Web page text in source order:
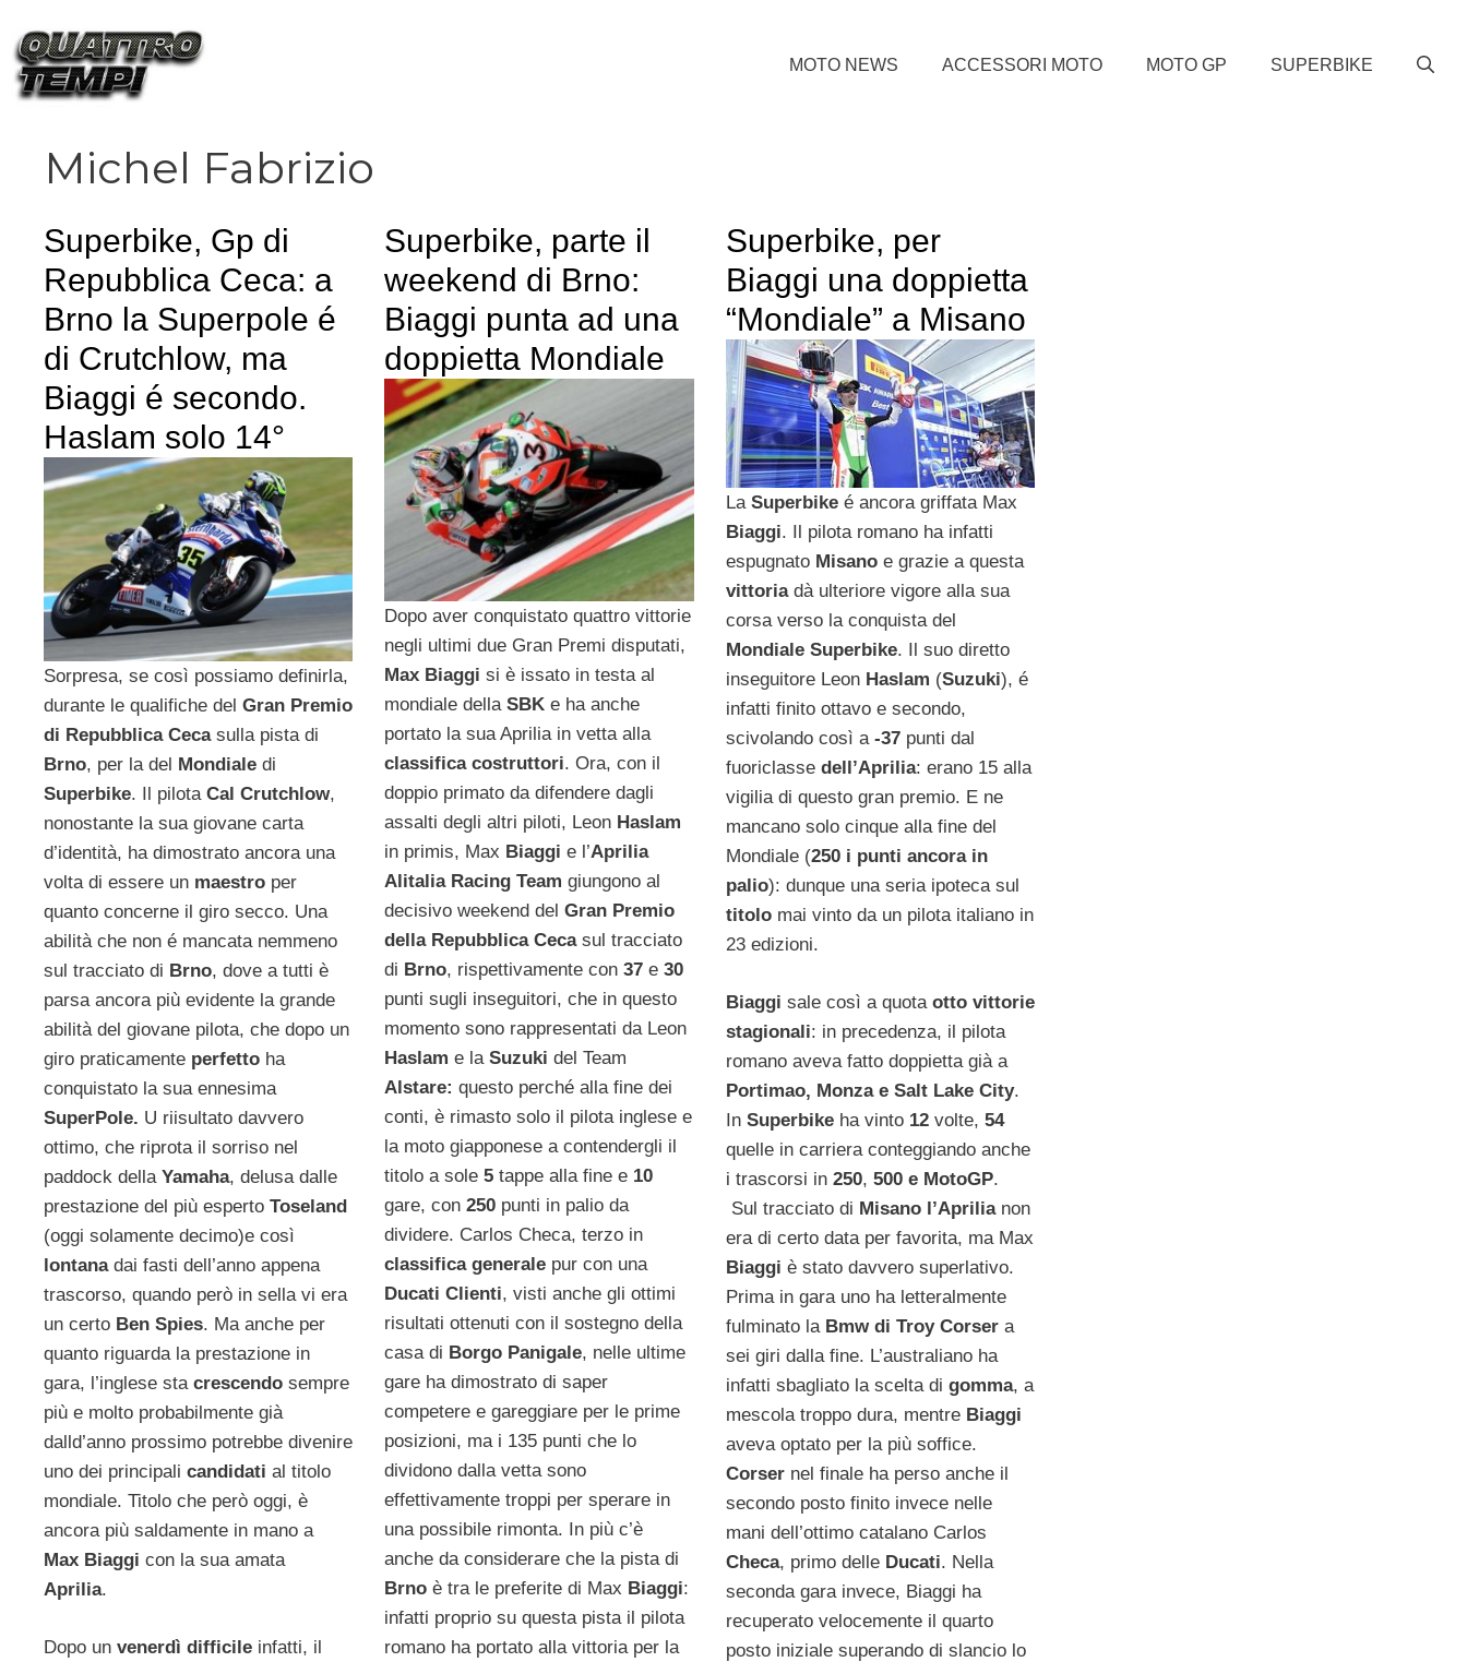
contenuto
MOTO NEWS ACCESSORI MOTO MOTO GP SUPERBIKE
Michel Fabrizio
Superbike, Gp di
Repubblica Ceca: a
Brno la Superpole é
di Crutchlow, ma
Biaggi é secondo.
Haslam solo 14°
Sorpresa, se così possiamo definirla,
durante le qualifiche del Gran Premio
di Repubblica Cecasulla pista di
Brno, per la del Mondiale di
Superbike. Il pilota Cal Crutchlow,
nonostante la sua giovane carta
d’identità, ha dimostrato ancora una
volta di essere un maestro per
quanto concerne il giro secco. Una
abilità che non é mancata nemmeno
sul tracciato di Brno, dove a tutti è
parsa ancora più evidente la grande
abilità del giovane pilota, che dopo un
giro praticamente perfetto ha
conquistato la sua ennesima
SuperPole. U riisultato davvero
ottimo, che riprota il sorriso nel
paddock della Yamaha, delusa dalle
prestazione del più esperto Toseland
(oggi solamente decimo)e così
lontana dai fasti dell’anno appena
trascorso, quando però in sella vi era
un certo Ben Spies. Ma anche per
quanto riguarda la prestazione in
gara, l’inglese stacrescendo sempre
più e molto probabilmente già
dalld’anno prossimo potrebbe divenire
uno dei principali candidati al titolo
mondiale. Titolo che però oggi, è
ancora più saldamente in mano a
Max Biaggi con la sua amata
Aprilia.
Dopo un venerdì difficile infatti, il
Superbike, parte il
weekend di Brno:
Biaggi punta ad una
doppietta Mondiale
Dopo aver conquistato quattro vittorie
negli ultimi due Gran Premi disputati,
Max Biaggi si è issato in testa al
mondiale dellaSBKe ha anche
portato la sua Aprilia in vetta alla
classifica costruttori. Ora, con il
doppio primato da difendere dagli
assalti degli altri piloti, Leon Haslam
in primis, Max Biaggie l’Aprilia
Alitalia Racing Teamgiungono al
decisivo weekend delGran Premio
della Repubblica Cecasul tracciato
di Brno, rispettivamente con37e30
punti sugli inseguitori, che in questo
momento sono rappresentati da Leon
Haslame laSuzukidel Team
Alstare:questo perché alla fine dei
conti, è rimasto solo il pilota inglese e
la moto giapponese a contendergli il
titolo a sole5tappe alla fine e 10
gare, con250 punti in palio da
dividere. Carlos Checa, terzo in
classifica generale pur con una
Ducati Clienti, visti anche gli ottimi
risultati ottenuti con il sostegno della
casa di Borgo Panigale, nelle ultime
gare ha dimostrato di saper
competere e gareggiare per le prime
posizioni, ma i 135 punti che lo
dividono dalla vetta sono
effettivamente troppi per sperare in
una possibile rimonta. In più c’è
anche da considerare che la pista di
Brnoè tra le preferite di Max Biaggi:
infatti proprio su questa pista il pilota
romano ha portato alla vittoria per la
Superbike, per
Biaggi una doppietta
“Mondiale” a Misano
La Superbikeé ancora griffata Max
Biaggi. Il pilota romano ha infatti
espugnato Misanoe grazie a questa
vittoriadà ulteriore vigore alla sua
corsa verso la conquista del
Mondiale Superbike. Il suo diretto
inseguitore Leon Haslam (Suzuki), é
infatti finito ottavo e secondo,
scivolando così a -37 punti dal
fuoriclasse dell’Aprilia: erano 15 alla
vigilia di questo gran premio. E ne
mancano solo cinque alla fine del
Mondiale (250 i punti ancora in
palio): dunque una seria ipoteca sul
titolomai vinto da un pilota italiano in
23 edizioni.
Biaggi sale così a quota otto vittorie
stagionali: in precedenza, il pilota
romano aveva fatto doppietta già a
Portimao, Monza e Salt Lake City.
In Superbikeha vinto 12volte, 54
quelle in carriera conteggiando anche
i trascorsi in 250, 500 e MotoGP.
Sul tracciato di Misano l’Aprilianon
era di certo data per favorita, ma Max
Biaggi è stato davvero superlativo.
Prima in gara uno ha letteralmente
fulminato la Bmw di Troy Corsera
sei giri dalla fine. L’australiano ha
infatti sbagliato la scelta di gomma, a
mescola troppo dura, mentre Biaggi
aveva optato per la più soffice.
Corsernel finale ha perso anche il
secondo posto finito invece nelle
mani dell’ottimo catalano Carlos
Checa, primo delle Ducati. Nella
seconda gara invece, Biaggi ha
recuperato velocemente il quarto
posto iniziale superando di slancio lo